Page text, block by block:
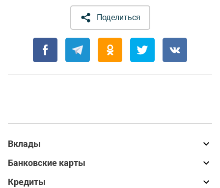
Поделиться
Вклады
Банковские карты
Кредиты